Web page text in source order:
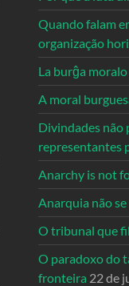
Quando falam
organização
La burĝa
A moral
Divindades não
representantes
Anarchy is not
Anarquia não
O tribunal que
O paradoxo do
fronteira 22 de